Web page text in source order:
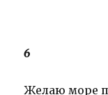
6
Желаю море